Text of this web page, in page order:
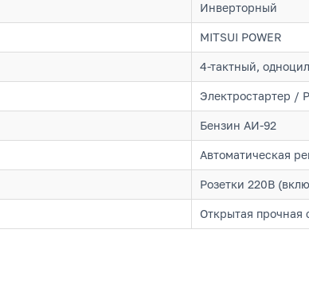
Инверторный
MITSUI POWER
4-тактный,
Электростартер /
Бензин АИ-92
Автоматическая
Розетки 220В
Открытая прочная